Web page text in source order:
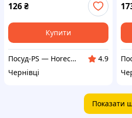
126₴
Купити
Посуд-PS — Horeca Посуд Подарунки
4.9
Чернівці
Показати